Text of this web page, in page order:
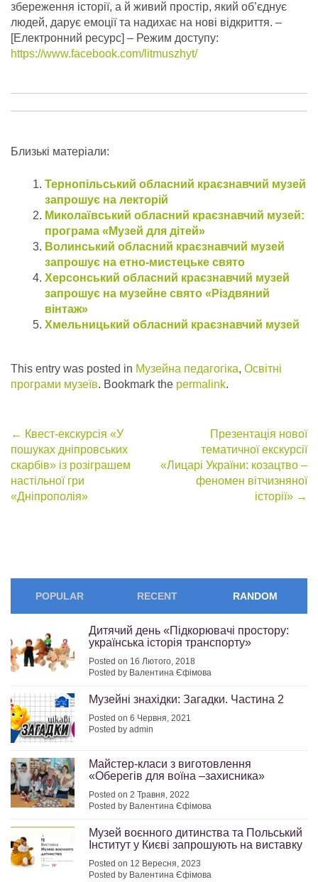
збереження історії, а й живий простір, який об’єднує
людей, дарує емоції та надихає на нові відкриття. –
[Електронний ресурс] – Режим доступу:
https://www.facebook.com/litmuszhyt/
Близькі матеріали:
Тернопільський обласний краєзнавчий музей
запрошує на лекторій
Миколаївський обласний краєзнавчий музей:
програма «Музей для дітей»
Волинський обласний краєзнавчий музей
запрошує на етно-мистецьке свято
Херсонський обласний краєзнавчий музей
запрошує на музейне свято «Різдвяний
вінтаж»
Хмельницький обласний краєзнавчий музей
This entry was posted in Музейна педагогіка, Освітні
програми музеїв. Bookmark the permalink.
Post
navigation
← Квест-екскурсія «У
пошуках дніпровських
скарбів» із розіграшем
настільної гри
«Дніпрополія»
Презентація нової
тематичної екскурсії
«Лицарі України: козацтво –
феномен вітчизняної
історії» →
POPULAR RECENT RANDOM
Дитячий день «Підкорювачі простору:
українська історія транспорту»
Posted on 16 Лютого, 2018
Posted by Валентина Єфімова
Музейні знахідки: Загадки. Частина 2
Posted on 6 Червня, 2021
Posted by admin
Майстер-класи з виготовлення
«Оберегів для воїна –захисника»
Posted on 2 Травня, 2022
Posted by Валентина Єфімова
Музей воєнного дитинства та Польський
Інститут у Києві запрошують на виставку
Posted on 12 Вересня, 2023
Posted by Валентина Єфімова